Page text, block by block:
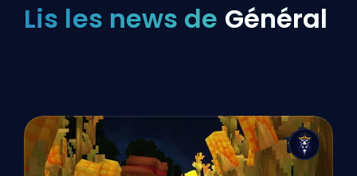
Lis les news de Général